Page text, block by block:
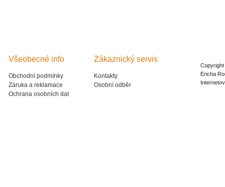
Všeobecné info
Obchodní podmínky
Záruka a reklamace
Ochrana osobních dat
Zákaznický servis
Kontakty
Osobní odběr
Ericha